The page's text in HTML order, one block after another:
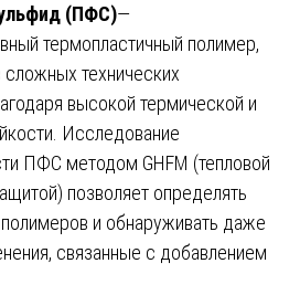
(ПФС)—
термопластичный полимер,
технических
высокой термической и
Исследование
ПФС методом GHFM (тепловой
позволяет определять
полимеров и обнаруживать даже
связанные с добавлением